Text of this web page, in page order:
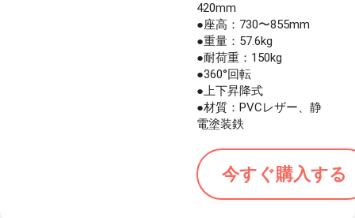
420mm
●座高：730〜855mm
●重量：57.6kg
●耐荷重：150kg
●360°回転
●上下昇降式
●材質：PVCレザー、静
電塗装鉄
今すぐ購入する